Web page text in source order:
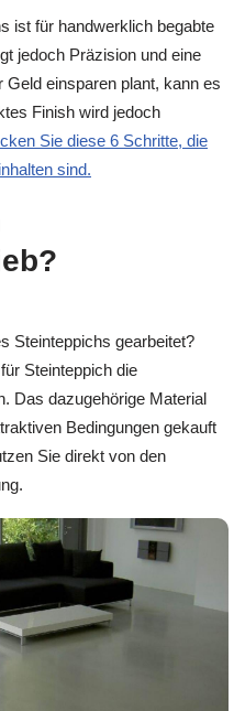
ist für handwerklich begabte
jedoch Präzision und eine
einsparen plant, kann es
Finish wird jedoch
Sie diese 6 Schritte, die
sind.
Steinteppichs gearbeitet?
Steinteppich die
Das dazugehörige Material
Bedingungen gekauft
Sie direkt von den